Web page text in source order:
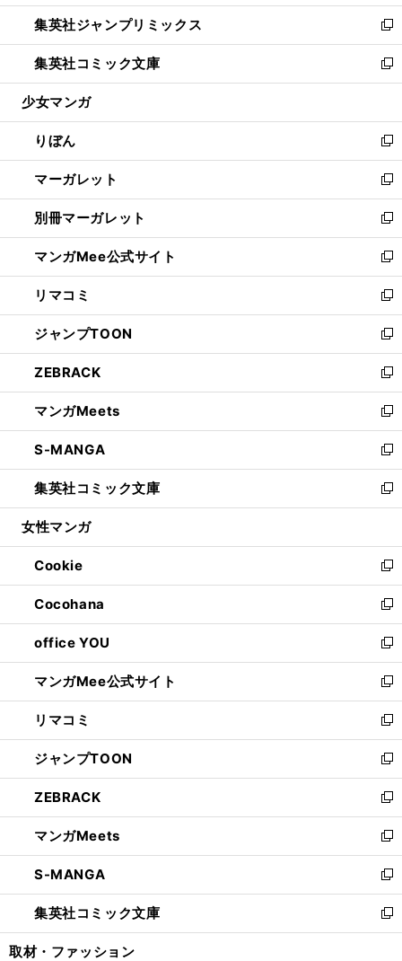
開
く
ウ
で
開
く
ン
ド
ウ
で
開
ウ
ィ
ン
ド
ウ
開
く
し
い
ウ
ィ
ン
ウ
で
開
く
集英社ジャンプリミックス
新
し
い
ウ
ン
ド
ウ
で
開
く
集英社コミック文庫
新
し
ウ
ィ
ン
ド
ウ
で
開
く
少女マンガ
りぼん
新
し
い
ウ
ィ
ン
ド
ウ
で
開
く
マーガレット
新
し
い
ウ
ィ
ン
ド
ウ
で
開
く
別冊マーガレット
新
し
い
ウ
ィ
ン
ド
ウ
で
開
く
マンガMee公式サイト
新
し
い
ウ
ィ
ン
ド
ウ
で
開
く
リマコミ
新
し
い
ウ
ィ
ン
ド
ウ
で
開
く
ジャンプTOON
新
し
い
ウ
ィ
ン
ド
ウ
で
開
ZEBRACK
新
し
い
ウ
ィ
ン
ド
ウ
開
く
マンガMeets
新
し
い
ウ
ィ
ン
ウ
で
開
く
S-MANGA
新
し
い
ウ
ン
ド
ウ
で
開
く
集英社コミック文庫
新
し
ウ
ィ
ン
ド
ウ
で
開
く
女性マンガ
Cookie
新
し
い
ウ
ィ
ン
ド
ウ
で
開
く
Cocohana
新
し
い
ウ
ィ
ン
ド
ウ
で
開
く
office YOU
新
し
い
ウ
ィ
ン
ド
ウ
で
開
く
マンガMee公式サイト
新
し
い
ウ
ィ
ン
ド
ウ
で
開
く
リマコミ
新
し
い
ウ
ィ
ン
ド
ウ
で
開
く
ジャンプTOON
新
し
い
ウ
ィ
ン
ド
ウ
で
開
ZEBRACK
新
し
い
ウ
ィ
ン
ド
ウ
マンガMeets
新
し
い
ウ
ィ
ン
S-MANGA
新
し
い
ウ
集英社コミック文庫
新
し
取材・ファッション